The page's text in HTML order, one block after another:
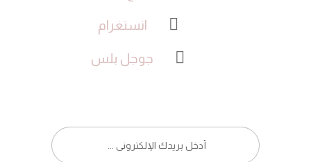
انستغرام
جوجل بلس